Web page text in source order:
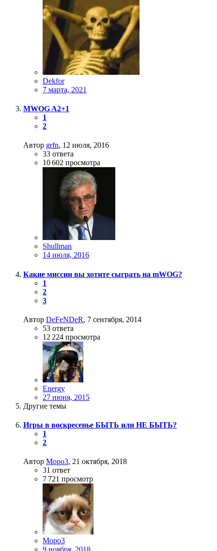
Dekfor
7 марта, 2021
MWOG A2+1
1
2
Автор grfn, 12 июля, 2016
33 ответа
10 602 просмотра
Shullman
14 июля, 2016
Какие миссии вы хотите сыграть на mWOG?
1
2
3
Автор DeFeNDeR, 7 сентября, 2014
53 ответа
12 224 просмотра
Energy
27 июня, 2015
Другие темы
Игры в воскресенье БЫТЬ или НЕ БЫТЬ?
1
2
Автор Mopo3, 21 октября, 2018
31 ответ
7 721 просмотр
Mopo3